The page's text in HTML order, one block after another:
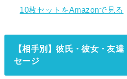
10枚セットをAmazonで見る
【相手別】彼氏・彼女・友
セージ